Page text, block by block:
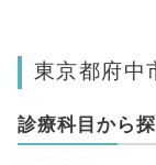
東京都府中
診療科目から